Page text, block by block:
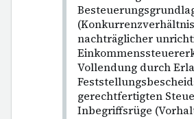
nachträglicher
Vollendung durch
gerechtfertigten
Inbegriffsrüge